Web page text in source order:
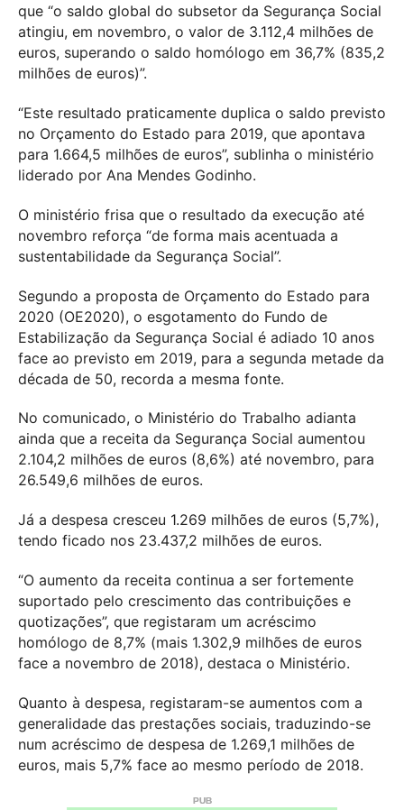
que “o saldo global do subsetor da Segurança Social
atingiu, em novembro, o valor de 3.112,4 milhões de
euros, superando o saldo homólogo em 36,7% (835,2
milhões de euros)”.
“Este resultado praticamente duplica o saldo previsto
no Orçamento do Estado para 2019, que apontava
para 1.664,5 milhões de euros”, sublinha o ministério
liderado por Ana Mendes Godinho.
O ministério frisa que o resultado da execução até
novembro reforça “de forma mais acentuada a
sustentabilidade da Segurança Social”.
Segundo a proposta de Orçamento do Estado para
2020 (OE2020), o esgotamento do Fundo de
Estabilização da Segurança Social é adiado 10 anos
face ao previsto em 2019, para a segunda metade da
década de 50, recorda a mesma fonte.
No comunicado, o Ministério do Trabalho adianta
ainda que a receita da Segurança Social aumentou
2.104,2 milhões de euros (8,6%) até novembro, para
26.549,6 milhões de euros.
Já a despesa cresceu 1.269 milhões de euros (5,7%),
tendo ficado nos 23.437,2 milhões de euros.
“O aumento da receita continua a ser fortemente
suportado pelo crescimento das contribuições e
quotizações”, que registaram um acréscimo
homólogo de 8,7% (mais 1.302,9 milhões de euros
face a novembro de 2018), destaca o Ministério.
Quanto à despesa, registaram-se aumentos com a
generalidade das prestações sociais, traduzindo-se
num acréscimo de despesa de 1.269,1 milhões de
euros, mais 5,7% face ao mesmo período de 2018.